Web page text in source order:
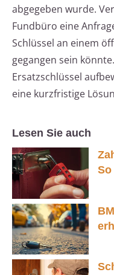
abgegeben wurde.
Fundbüro eine
Schlüssel an einem
gegangen sein
Ersatzschlüssel
eine kurzfristige
Lesen Sie auch
So